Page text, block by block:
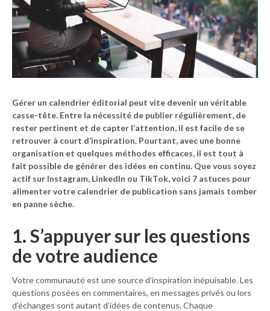
Gérer un calendrier éditorial peut vite devenir un véritable
casse-tête. Entre la nécessité de publier régulièrement, de
rester pertinent et de capter l’attention, il est facile de se
retrouver à court d’inspiration. Pourtant, avec une bonne
organisation et quelques méthodes efficaces, il est tout à
fait possible de générer des idées en continu. Que vous soyez
actif sur Instagram, LinkedIn ou TikTok, voici 7 astuces pour
alimenter votre calendrier de publication sans jamais tomber
en panne sèche.
1. S’appuyer sur les questions
de votre audience
Votre communauté est une source d’inspiration inépuisable. Les
questions posées en commentaires, en messages privés ou lors
d’échanges sont autant d’idées de contenus. Chaque